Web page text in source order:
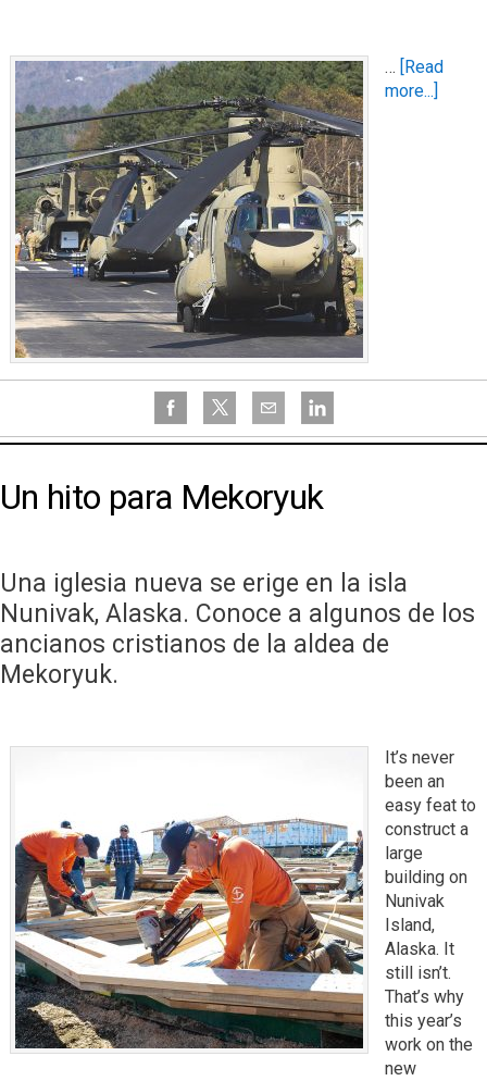
… [Read
more...]
Un hito para Mekoryuk
Una iglesia nueva se erige en la isla
Nunivak, Alaska. Conoce a algunos de los
ancianos cristianos de la aldea de
Mekoryuk.
It’s never
been an
easy feat to
construct a
large
building on
Nunivak
Island,
Alaska. It
still isn’t.
That’s why
this year’s
work on the
new